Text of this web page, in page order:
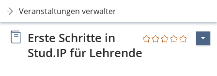
Veranstaltungen verwalten
Erste Schritte in
Stud.IP für Lehrende